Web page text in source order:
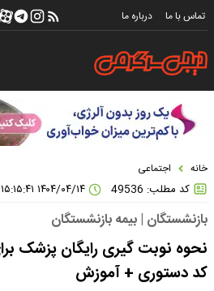
تماس با ما درباره ما
خانه اجتماعی
کد مطلب: 49536
بازنشستگان | بیمه بازنشستگان
نحوه نوبت گیری رایگان پزشک
کد دستوری + آموزش